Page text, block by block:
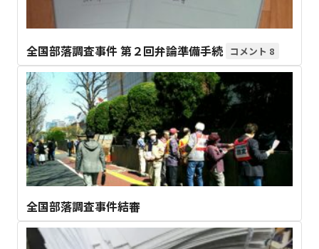
全国部落調査事件 第２回弁論準備手続 8
全国部落調査事件結審